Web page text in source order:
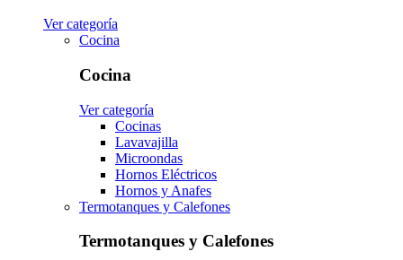
Ver categoría
Cocina
Cocina
Ver categoría
Cocinas
Lavavajilla
Microondas
Hornos Eléctricos
Hornos y Anafes
Termotanques y Calefones
Termotanques y Calefones